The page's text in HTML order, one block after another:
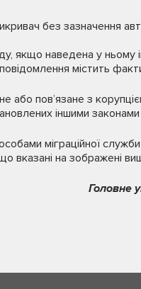
без зазначення
якщо наведена у ньому
містить
або пов’язане з
іншими законами
міграційної служби
вказані на зображені
Головне